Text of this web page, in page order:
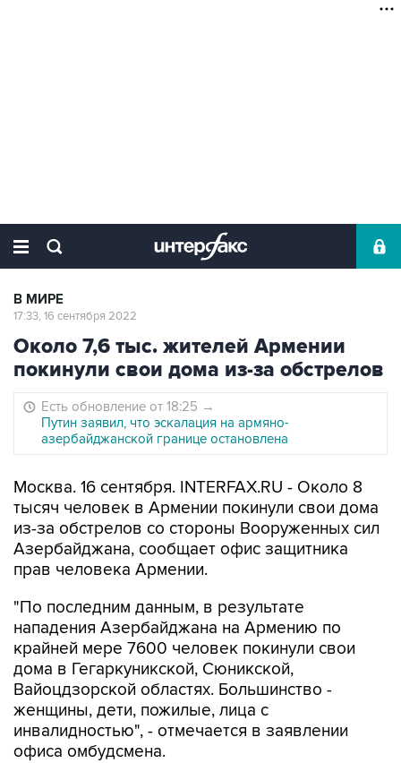
В МИРЕ
17:33, 16 сентября 2022
Около 7,6 тыс. жителей Армении
покинули свои дома из-за обстрелов
Есть обновление от 18:25 →
Путин заявил, что эскалация на армяно-
азербайджанской границе остановлена
Москва. 16 сентября. INTERFAX.RU - Около 8
тысяч человек в Армении покинули свои дома
из-за обстрелов со стороны Вооруженных сил
Азербайджана, сообщает офис защитника
прав человека Армении.
"По последним данным, в результате
нападения Азербайджана на Армению по
крайней мере 7600 человек покинули свои
дома в Гегаркуникской, Сюникской,
Вайоцдзорской областях. Большинство -
женщины, дети, пожилые, лица с
инвалидностью", - отмечается в заявлении
офиса омбудсмена.